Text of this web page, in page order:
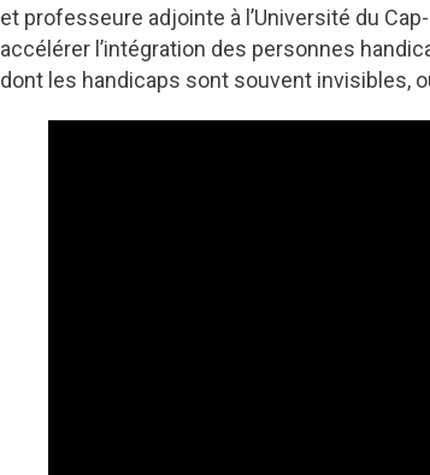
et professeure adjointe à l’Université du
accélérer l’intégration des personnes
dont les handicaps sont souvent invisibles,